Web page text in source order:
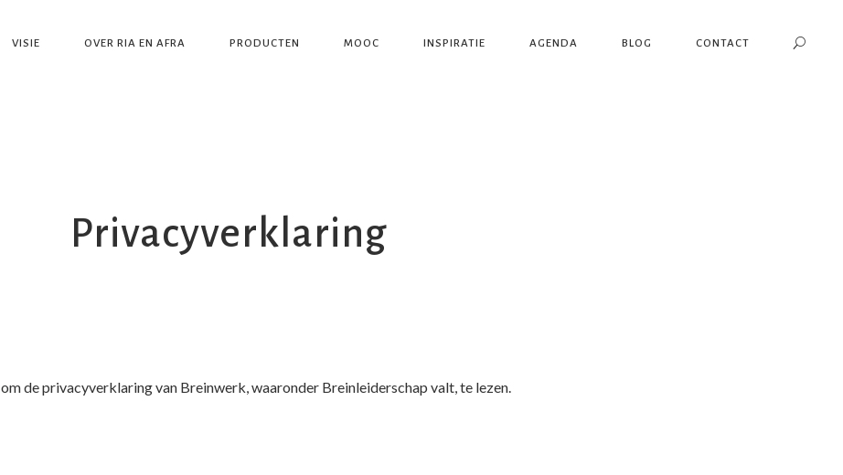
VISIE OVER RIA EN AFRA PRODUCTEN MOOC INSPIRATIE AGENDA BLOG CONTACT
Privacyverklaring
om de privacyverklaring van Breinwerk, waaronder Breinleiderschap valt, te lezen.